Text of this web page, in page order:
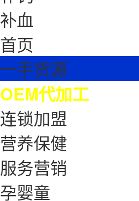
补血
首页
一手货源
OEM代加工
连锁加盟
营养保健
服务营销
孕婴童